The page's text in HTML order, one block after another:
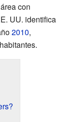
con
UU. identifica
2010,